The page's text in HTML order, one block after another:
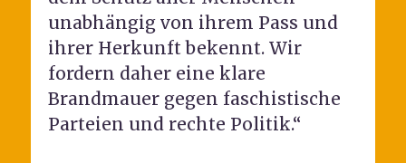
unabhängig von ihrem Pass und
ihrer Herkunft bekennt. Wir
fordern daher eine klare
Brandmauer gegen faschistische
Parteien und rechte Politik.“